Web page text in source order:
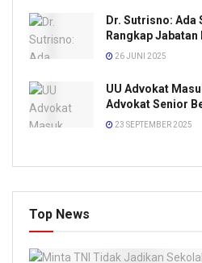
Dr. Sutrisno: Ada
Rangkap
26 JUNI 2025
UU Advokat
Advokat Senior
23 SEPTEMBER 2025
Top News